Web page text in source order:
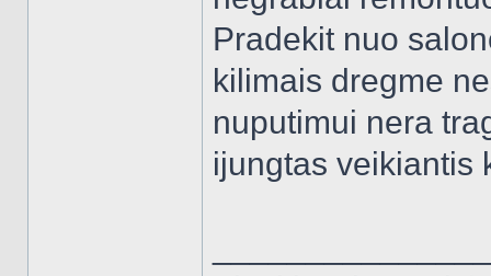
Pradekit nuo
kilimais dregme
nuputimui nera
ijungtas veikiantis